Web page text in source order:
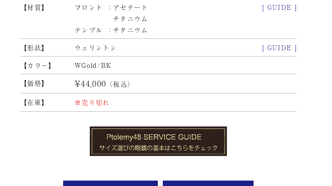
材質 [ GUIDE ]
フロント
アセテート
チタニウム
テンプル
チタニウム
形状
[ GUIDE ]
ウェリントン
カラー
WGold/BK
価格
¥44,000 （税込）
在庫
※売り切れ